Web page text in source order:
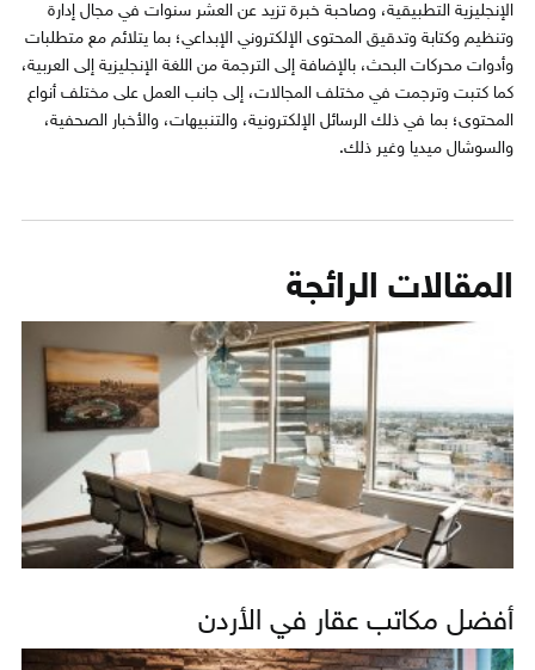
الإنجليزية التطبيقية، وصاحبة خبرة تزيد عن العشر سنوات في مجال إدارة
وتنظيم وكتابة وتدقيق المحتوى الإلكتروني الإبداعي؛ بما يتلائم مع متطلبات
وأدوات محركات البحث، بالإضافة إلى الترجمة من اللغة الإنجليزية إلى العربية،
كما كتبت وترجمت في مختلف المجالات، إلى جانب العمل على مختلف أنواع
المحتوى؛ بما في ذلك الرسائل الإلكترونية، والتنبيهات، والأخبار الصحفية،
والسوشال ميديا وغير ذلك.
المقالات الرائجة
أفضل مكاتب عقار في الأردن